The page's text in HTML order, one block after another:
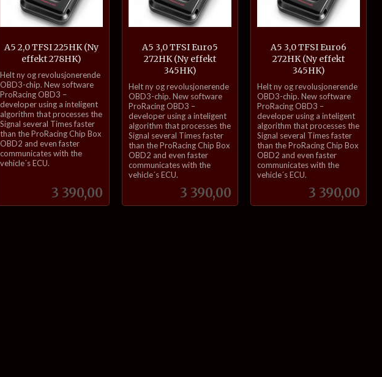
A5 2,0 TFSI 225HK (Ny
effekt 278HK)
Pris
3 390,00
inkl.
mva.
Helt ny og revolusjonerende
OBD3-chip. New software
ProRacing OBD3 –
developer using a inteligent
algorithm that processes the
Signal several Times faster
than the ProRacing Chip Box
OBD2 and even faster
communicates with the
vehicle´s ECU.
A5 3,0 TFSI Euro5
272HK (Ny effekt
345HK)
Pris
3 390,00
inkl.
mva.
Helt ny og revolusjonerende
OBD3-chip. New software
ProRacing OBD3 –
developer using a inteligent
algorithm that processes the
Signal several Times faster
than the ProRacing Chip Box
OBD2 and even faster
communicates with the
vehicle´s ECU.
A5 3,0 TFSI Euro6
272HK (Ny effekt
345HK)
Pris
3 390,00
inkl.
mva.
Helt ny og revolusjonerende
OBD3-chip. New software
ProRacing OBD3 –
developer using a inteligent
algorithm that processes the
Signal several Times faster
than the ProRacing Chip Box
OBD2 and even faster
communicates with the
vehicle´s ECU.